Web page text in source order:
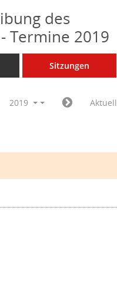
des
Termine 2019
Sitzungen
2019 Aktuell